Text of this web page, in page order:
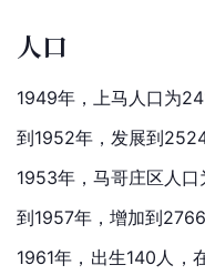
人口
1949年，上马人口为
到1952年，发展到
1953年，马哥庄区人
到1957年，增加到
1961年，出生140人